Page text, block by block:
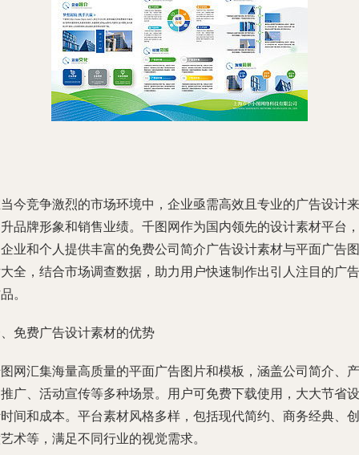
今竞争激烈的市场环境中，企业亟需高效且专业的广告设计来
品牌形象和销售业绩。千图网作为国内领先的设计素材平台，
业和个人提供丰富的免费公司简介广告设计素材与平面广告图
全，结合市场调查数据，助力用户快速制作出引人注目的广告
。
免费广告设计素材的优势
网汇集海量高质量的平面广告图片和模板，涵盖公司简介、产
广、活动宣传等多种场景。用户可免费下载使用，大大节省设
间和成本。平台素材风格多样，包括现代简约、商务经典、创
术等，满足不同行业的视觉需求。